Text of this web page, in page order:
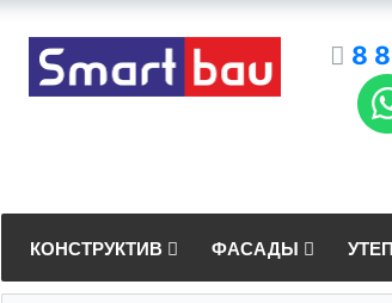
8
КОНСТРУКТИВ ФАСАДЫ